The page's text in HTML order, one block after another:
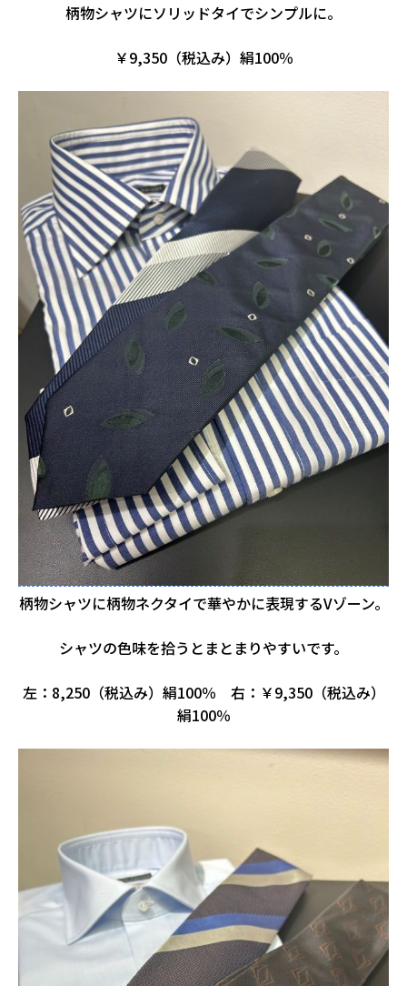
柄物シャツにソリッドタイでシンプルに。
￥9,350（税込み）絹100％
柄物シャツに柄物ネクタイで華やかに表現するVゾーン。
シャツの色味を拾うとまとまりやすいです。
左：8,250（税込み）絹100％ 右：￥9,350（税込み）
絹100％